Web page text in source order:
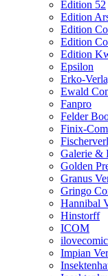
Edition 52
Edition
Edition
Edition
Edition
Epsilon
Erko-
Ewald
Fanpro
Felder
Finix-
Galerie &
Golden
Granus
Gringo
Hannibal
Hinstorff
ICOM
Impian